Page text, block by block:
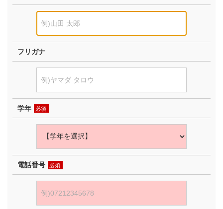
フリガナ
学年 必須
電話番号 必須